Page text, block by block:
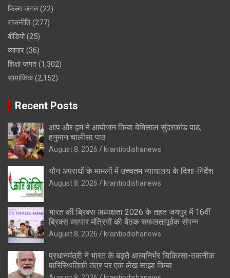
फिल्म जगत(22)
राजनीति(277)
वीडियो(25)
व्यापार (36)
शिक्षा जगत(1,302)
सामाजिक(2,152)
Recent Posts
आप और हम ने आयोजन किया बेमिसाल सुंदरकांड पाठ,
हनुमान चालीसा पाठ
August 8, 2026 krantiodishanews
यौन अपराधों के मामलों में उच्चतम न्यायालय के दिशा-निर्देश
August 8, 2026 krantiodishanews
भारत की ब्रिक्‍स अध्यक्षता 2026 के तहत जयपुर में 16वीं
ब्रिक्‍स व्यापार मंत्रियों की बैठक सफलतापूर्वक संपन्न
August 8, 2026 krantiodishanews
प्रधानमंत्री ने भारत के बढ़ते आत्मनिर्भर चिकित्सा-तकनीक
पारिस्थितिकी तंत्र पर एक लेख साझा किया